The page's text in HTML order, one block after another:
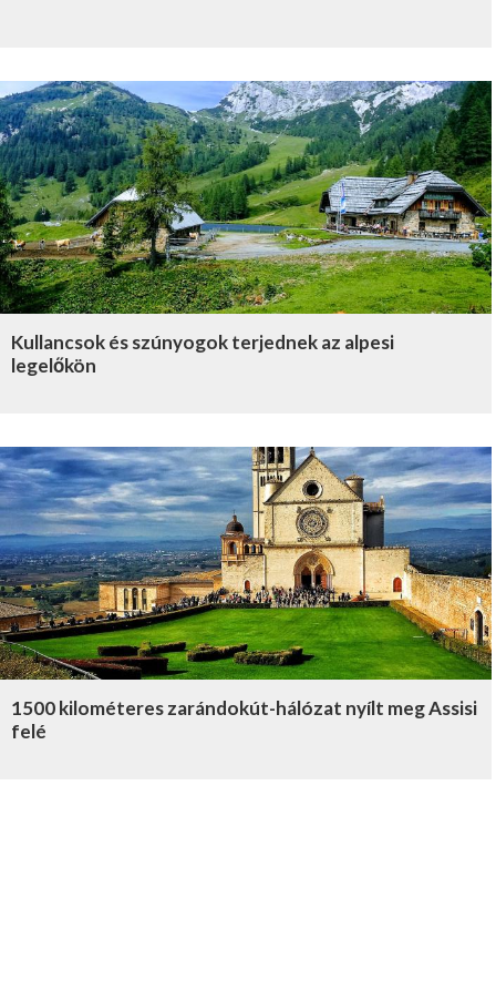
Kullancsok és szúnyogok terjednek az alpesi
legelőkön
1500 kilométeres zarándokút-hálózat nyílt meg Assisi
felé